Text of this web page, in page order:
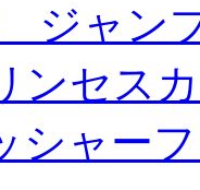
ジャン
ンセス
シャー